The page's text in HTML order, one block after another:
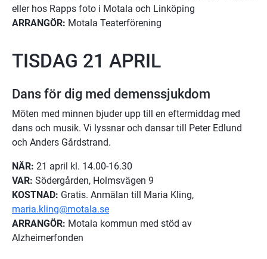
eller hos Rapps foto i Motala och Linköping
ARRANGÖR: Motala Teaterförening
TISDAG 21 APRIL
Dans för dig med demenssjukdom
Möten med minnen bjuder upp till en eftermiddag med
dans och musik. Vi lyssnar och dansar till Peter Edlund
och Anders Gårdstrand.
NÄR: 21 april kl. 14.00-16.30
VAR: Södergården, Holmsvägen 9
KOSTNAD:
maria.kling@motala.se
ARRANGÖR: Motala kommun med stöd av
Alzheimerfonden